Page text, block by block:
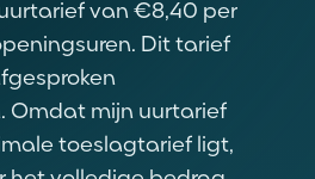
van €8,40 per
Dit tarief
Omdat mijn uurtarief
toeslagtarief ligt,